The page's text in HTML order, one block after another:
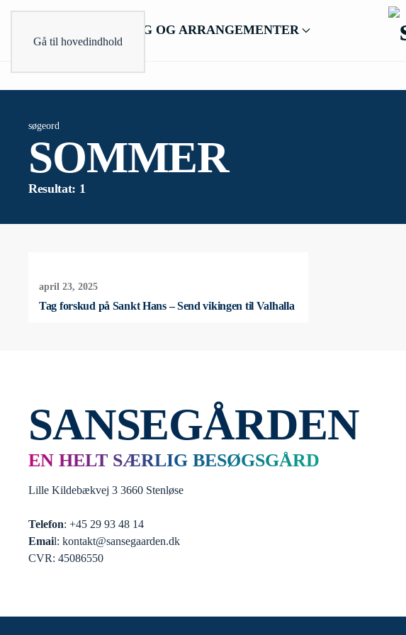
Gå til hovedindhold
BESØG OG ARRANGEMENTER
søgeord
SOMMER
Resultat: 1
april 23, 2025
Tag forskud på Sankt Hans – Send vikingen til Valhalla
SANSEGÅRDEN
EN HELT SÆRLIG BESØGSGÅRD
Lille Kildebækvej 3 3660 Stenløse
Telefon: +45 29 93 48 14
Email: kontakt@sansegaarden.dk
CVR: 45086550